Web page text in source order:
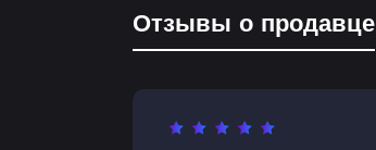
Отзывы о продавце